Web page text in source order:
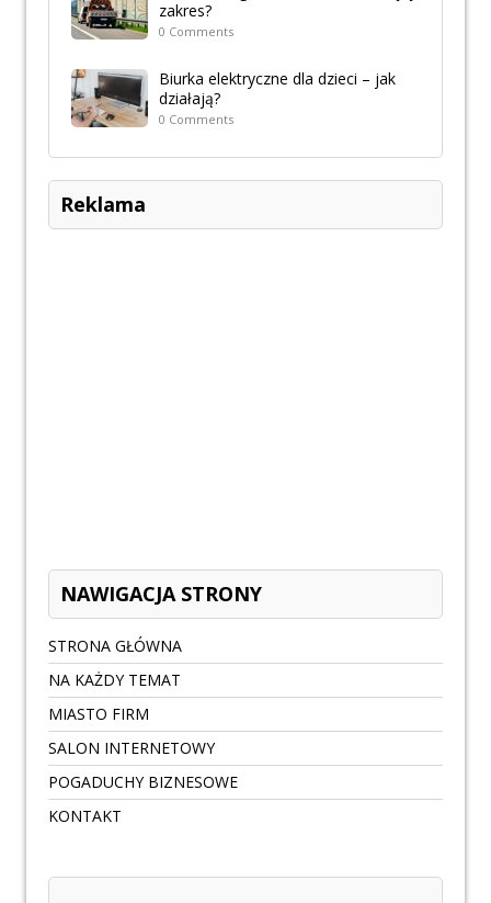
zakres?
0 Comments
Biurka elektryczne dla dzieci – jak
działają?
0 Comments
Reklama
NAWIGACJA STRONY
STRONA GŁÓWNA
NA KAŻDY TEMAT
MIASTO FIRM
SALON INTERNETOWY
POGADUCHY BIZNESOWE
KONTAKT